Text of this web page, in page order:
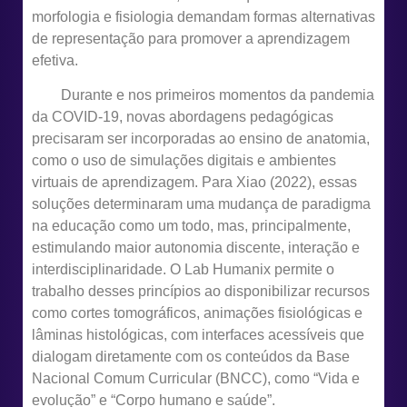
morfologia e fisiologia demandam formas alternativas
de representação para promover a aprendizagem
efetiva.
Durante e nos primeiros momentos da pandemia
da COVID-19, novas abordagens pedagógicas
precisaram ser incorporadas ao ensino de anatomia,
como o uso de simulações digitais e ambientes
virtuais de aprendizagem. Para Xiao (2022), essas
soluções determinaram uma mudança de paradigma
na educação como um todo, mas, principalmente,
estimulando maior autonomia discente, interação e
interdisciplinaridade. O Lab Humanix permite o
trabalho desses princípios ao disponibilizar recursos
como cortes tomográficos, animações fisiológicas e
lâminas histológicas, com interfaces acessíveis que
dialogam diretamente com os conteúdos da Base
Nacional Comum Curricular (BNCC), como “Vida e
evolução” e “Corpo humano e saúde”.